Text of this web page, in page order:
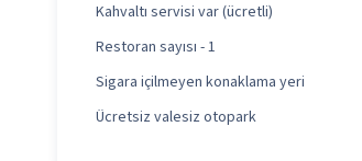
Kahvaltı servisi var (ücretli)
Restoran sayısı - 1
Sigara içilmeyen konaklama yeri
Ücretsiz valesiz otopark